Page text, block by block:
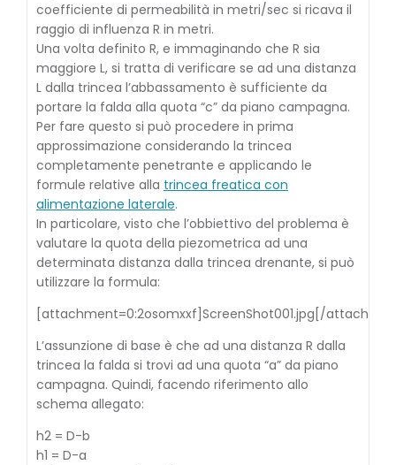
coefficiente di permeabilità in metri/sec si ricava il
raggio di influenza R in metri.
Una volta definito R, e immaginando che R sia
maggiore L, si tratta di verificare se ad una distanza
L dalla trincea l’abbassamento è sufficiente da
portare la falda alla quota “c” da piano campagna.
Per fare questo si può procedere in prima
approssimazione considerando la trincea
completamente penetrante e applicando le
formule relative alla trincea freatica con
alimentazione laterale.
In particolare, visto che l’obbiettivo del problema è
valutare la quota della piezometrica ad una
determinata distanza dalla trincea drenante, si può
utilizzare la formula:
[attachment=0:2osomxxf] ScreenShot001.jpg [/
L’assunzione di base è che ad una distanza R dalla
trincea la falda si trovi ad una quota “a” da piano
campagna. Quindi, facendo riferimento allo
schema allegato:
h2 = D-b
h1 = D-a